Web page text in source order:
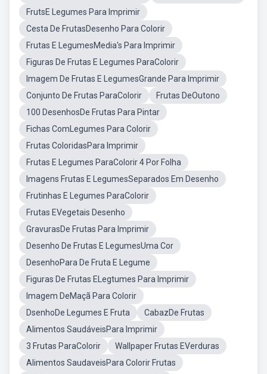
FrutsE Legumes Para Imprimir
Cesta De FrutasDesenho Para Colorir
Frutas E LegumesMedia's Para Imprimir
Figuras De Frutas E Legumes ParaColorir
Imagem De Frutas E LegumesGrande Para Imprimir
Conjunto De Frutas ParaColorir
Frutas DeOutono
100 DesenhosDe Frutas Para Pintar
Fichas ComLegumes Para Colorir
Frutas ColoridasPara Imprimir
Frutas E Legumes ParaColorir 4 Por Folha
Imagens Frutas E LegumesSeparados Em Desenho
Frutinhas E Legumes ParaColorir
Frutas EVegetais Desenho
GravurasDe Frutas Para Imprimir
Desenho De Frutas E LegumesUma Cor
DesenhoPara De Fruta E Legume
Figuras De Frutas ELegtumes Para Imprimir
Imagem DeMaçã Para Colorir
DsenhoDe Legumes E Fruta
CabazDe Frutas
Alimentos SaudáveisPara Imprimir
3 Frutas ParaColorir
Wallpaper Frutas EVerduras
Alimentos SaudaveisPara Colorir Frutas